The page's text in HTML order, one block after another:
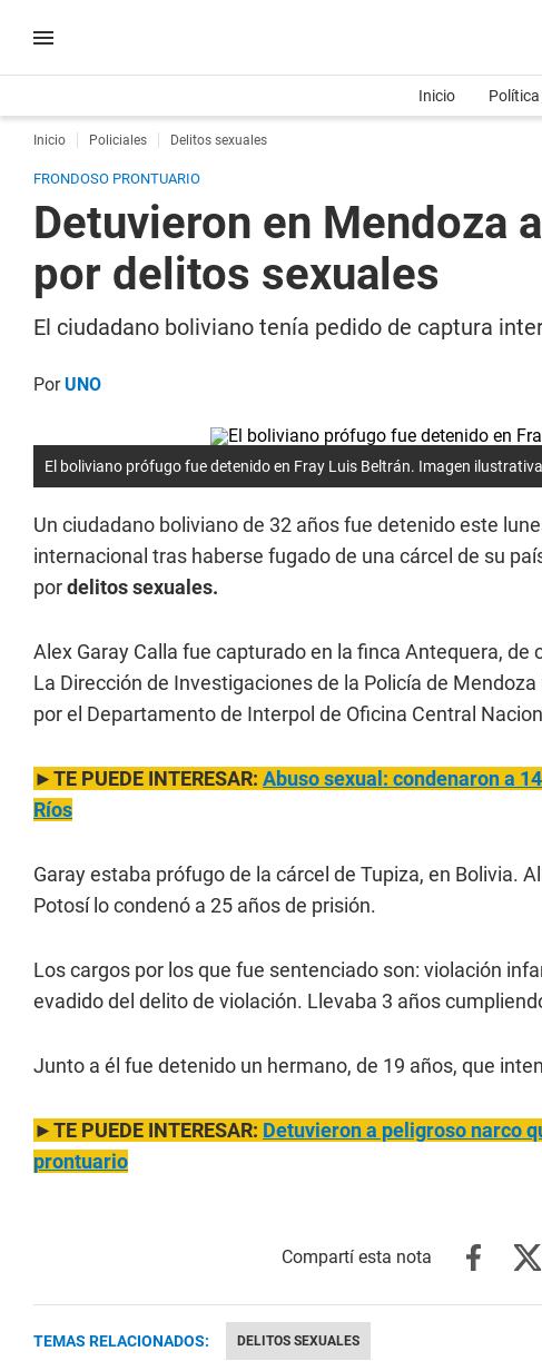
Inicio Política
Inicio Policiales Delitos sexuales
FRONDOSO PRONTUARIO
Detuvieron en Mendoza
por delitos sexuales
El ciudadano boliviano tenía pedido de captura
PorUNO
El boliviano prófugo fue detenido en Fray Luis Beltrán. Imagen
Un ciudadano boliviano de 32 años fue detenido este
internacional tras haberse fugado de una cárcel de su
pordelitos sexuales.
Alex Garay Calla fue capturado en la finca Antequera,
La Dirección de Investigaciones de la Policía de
por el Departamento de Interpol de Oficina Central
►TE PUEDE INTERESAR: Abuso sexual: condenaron a
Ríos
Garay estaba prófugo de la cárcel de Tupiza, en Bolivia.
Potosí lo condenó a 25 años de prisión.
Los cargos por los que fue sentenciado son: violación
evadido del delito de violación. Llevaba 3 años
Junto a él fue detenido un hermano, de 19 años, que
►TE PUEDE INTERESAR: Detuvieron a peligroso narco
prontuario
TEMAS RELACIONADOS: DELITOS SEXUALES